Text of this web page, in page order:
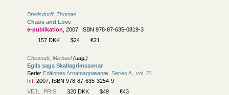
Bredsdorff, Thomas
Chaos and Love
e-publikation , 2007, ISBN 978-87-635-0819-3
157 DKK
$24 €21
Chesnutt, Michael(udg.)
Egils saga Skallagrímssonar
Serie: Editiones Arnamagnæanæ, Series A , vol. 21
hft , 2007, ISBN 978-87-635-3254-9
VEJL. PRIS
320 DKK $49
€43